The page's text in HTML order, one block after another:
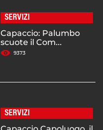
SERVIZI
Capaccio: Palumbo
scuote il Com...
9373
SERVIZI